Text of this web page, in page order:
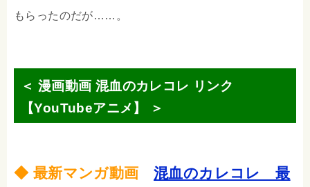
もらったのだが……。
＜ 漫画動画 混血のカレコレ リンク
【YouTubeアニメ】 ＞
◆ 最新マンガ動画 混血のカレコレ 最